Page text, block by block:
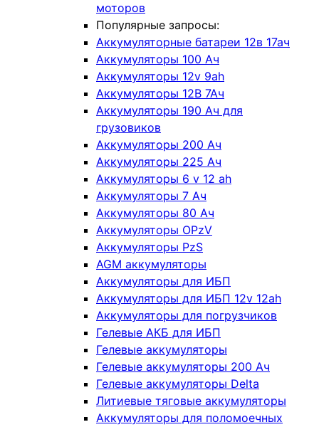
моторов
Популярные запросы:
Аккумуляторные батареи 12в 17ач
Аккумуляторы 100 Ач
Аккумуляторы 12v 9ah
Аккумуляторы 12В 7Ач
Аккумуляторы 190 Ач для
грузовиков
Аккумуляторы 200 Ач
Аккумуляторы 225 Ач
Аккумуляторы 6 v 12 ah
Аккумуляторы 7 Ач
Аккумуляторы 80 Ач
Аккумуляторы OPzV
Аккумуляторы PzS
AGM аккумуляторы
Аккумуляторы для ИБП
Аккумуляторы для ИБП 12v 12ah
Аккумуляторы для погрузчиков
Гелевые АКБ для ИБП
Гелевые аккумуляторы
Гелевые аккумуляторы 200 Ач
Гелевые аккумуляторы Delta
Литиевые тяговые аккумуляторы
Аккумуляторы для поломоечных